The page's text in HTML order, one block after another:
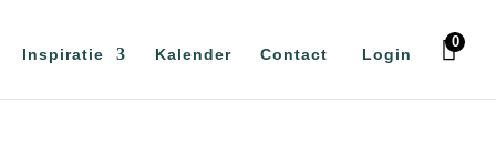
Inspiratie Kalender Contact Login
0